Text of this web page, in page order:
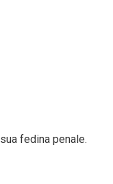
fedina penale.